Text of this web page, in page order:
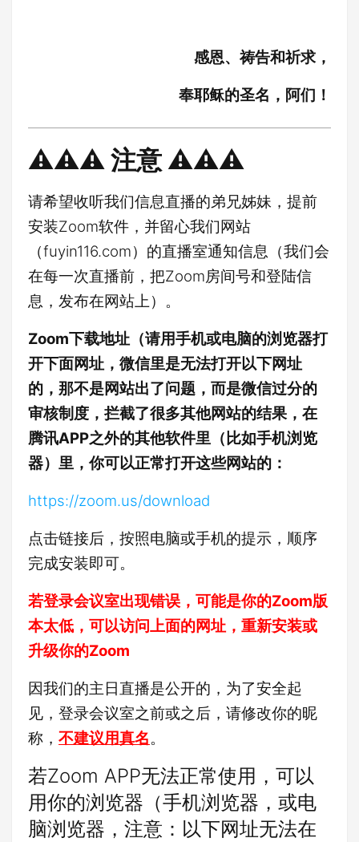
感恩、祷告和祈求，
奉耶稣的圣名，阿们！
⚠️⚠️⚠️ 注意 ⚠️⚠️⚠️
请希望收听我们信息直播的弟兄姊妹，提前
安装Zoom软件，并留心我们网站
（fuyin116.com）的直播室通知信息（我们会
在每一次直播前，把Zoom房间号和登陆信
息，发布在网站上）。
Zoom下载地址（请用手机或电脑的浏览器打
开下面网址，微信里是无法打开以下网址
的，那不是网站出了问题，而是微信过分的
审核制度，拦截了很多其他网站的结果，在
腾讯APP之外的其他软件里（比如手机浏览
器）里，你可以正常打开这些网站的：
https://zoom.us/download
点击链接后，按照电脑或手机的提示，顺序
完成安装即可。
若登录会议室出现错误，可能是你的Zoom版
本太低，可以访问上面的网址，重新安装或
升级你的Zoom
因我们的主日直播是公开的，为了安全起
见，登录会议室之前或之后，请修改你的昵
称， 不建议用真名。
若Zoom APP无法正常使用，可以
用你的浏览器（手机浏览器，或电
脑浏览器，注意：以下网址无法在